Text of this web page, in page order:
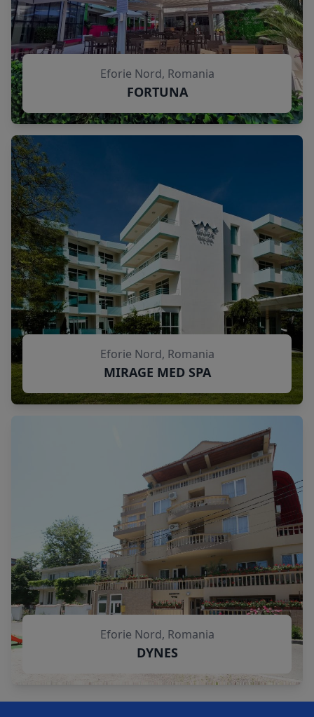
Eforie Nord, Romania
FORTUNA
Eforie Nord, Romania
MIRAGE MED SPA
Eforie Nord, Romania
DYNES